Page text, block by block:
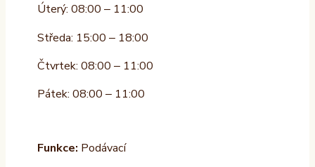
Úterý: 08:00 – 11:00
Středa: 15:00 – 18:00
Čtvrtek: 08:00 – 11:00
Pátek: 08:00 – 11:00
Funkce: Podávací